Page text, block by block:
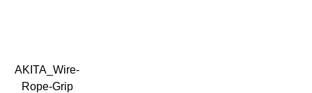
AKITA_Wire-
Rope-Grip